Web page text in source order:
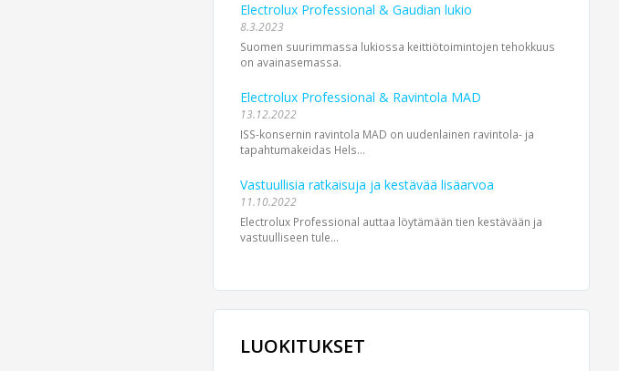
Electrolux Professional & Gaudian lukio
8.3.2023
Suomen suurimmassa lukiossa keittiötoimintojen tehokkuus
on avainasemassa.
Electrolux Professional & Ravintola MAD
13.12.2022
ISS-konsernin ravintola MAD on uudenlainen ravintola- ja
tapahtumakeidas Hels...
Vastuullisia ratkaisuja ja kestävää lisäarvoa
11.10.2022
Electrolux Professional auttaa löytämään tien kestävään ja
vastuulliseen tule...
LUOKITUKSET